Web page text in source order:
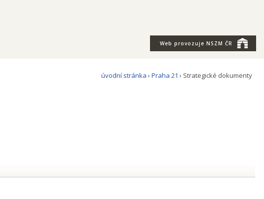
Web provozuje NSZM ČR
úvodní stránka › Praha 21 › Strategické dokumenty